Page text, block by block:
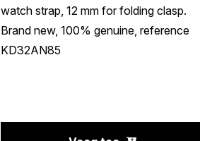
watch strap, 12 mm for folding clasp.
Brand new, 100% genuine, reference
KD32AN85